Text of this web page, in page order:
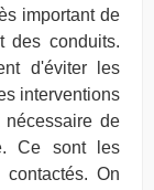
important de
des conduits.
d'éviter les
interventions
de
Ce sont les
On